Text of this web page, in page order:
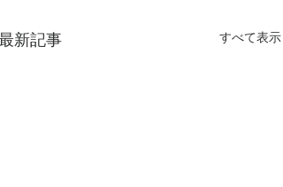
新記事 すべて表示